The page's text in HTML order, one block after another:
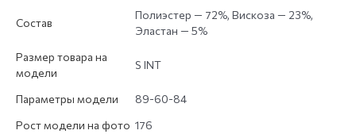
Состав
Полиэстер — 72%, Вискоза — 23%,
Эластан — 5%
Размер товара на
модели
S INT
Параметры модели
89-60-84
Рост модели на фото 176